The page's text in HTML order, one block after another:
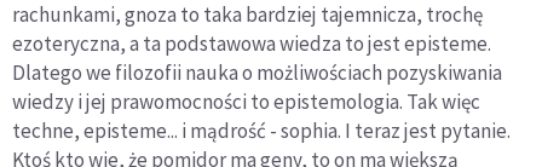
rachunkami, gnoza to taka bardziej tajemnicza, trochę
ezoteryczna, a ta podstawowa wiedza to jest episteme.
Dlatego we filozofii nauka o możliwościach pozyskiwania
wiedzy i jej prawomocności to epistemologia. Tak więc
techne, episteme... i mądrość - sophia. I teraz jest pytanie.
Ktoś kto wie, że pomidor ma geny, to on ma większą